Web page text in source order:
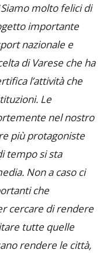
Siamo molto felici di
importante
nazionale e
di Varese che ha
l’attività che
Le
nel nostro
più protagoniste
tempo si sta
Non a caso ci
che
cercare di rendere
tutte quelle
rendere le città,